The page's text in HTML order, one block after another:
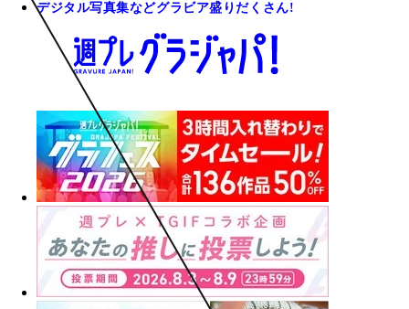
デジタル写真集などグラビア盛りだくさん!